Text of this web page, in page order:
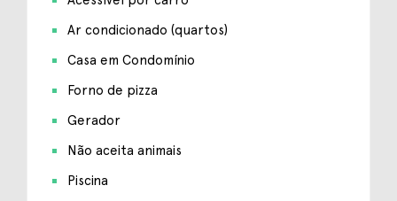
Ar condicionado (quartos)
Casa em Condomínio
Forno de pizza
Gerador
Não aceita animais
Piscina